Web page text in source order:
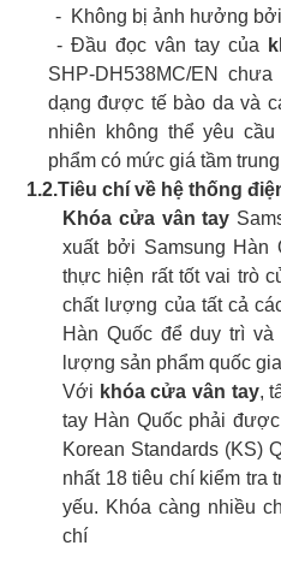
- Không bị ảnh hưởng
- Đầu đọc vân tay của
SHP-DH538MC/EN
dạng được tế bào da và
nhiên không thể yêu
phẩm có mức giá tầm trung
1.2.Tiêu chí về hệ thống
Khóa cửa vân tay
xuất bởi Samsung Hàn
thực hiện rất tốt vai trò
chất lượng của tất cả
Hàn Quốc để duy trì
lượng sản phẩm quốc
Với khóa cửa vân tay,
tay Hàn Quốc phải
Korean Standards (KS)
nhất 18 tiêu chí kiểm tra
yếu. Khóa càng nhiều
chí